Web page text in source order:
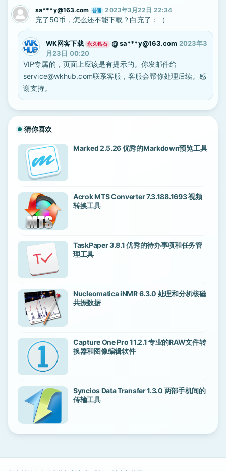
sa***y@163.com 普通 2023年3月22日 22:34
充了50币，怎么还不能下载？白充了：（
WK网客下载 永久钻石 @sa***y@163.com 2023年3
月23日 00:20
VIP专属的，页面上应该是有提示的。你发邮件给
service@wkhub.com联系客服，客服会帮你处理后续。感
谢支持。
猜你喜欢
Marked 2.5.26 优秀的Markdown预览工具
Acrok MTS Converter 7.3.188.1693 视频
转换工具
TaskPaper 3.8.1 优秀的待办事项和任务管
理工具
Nucleomatica iNMR 6.3.0 处理和分析核磁
共振数据
Capture One Pro 11.2.1 专业的RAW文件转
换器和图像编辑软件
Syncios Data Transfer 1.3.0 两部手机间的
传输工具